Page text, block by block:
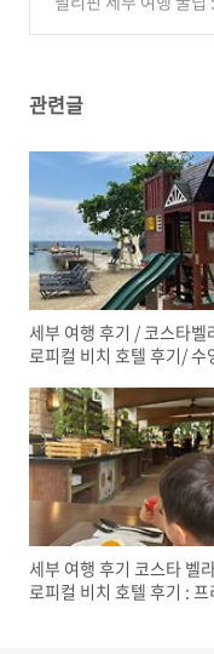
관련글
세부 여행 후기 / 코스타벨
로피컬 비치 호텔 후기/ 수
세부 여행 후기 코스타 벨
로피컬 비치 호텔 후기 :